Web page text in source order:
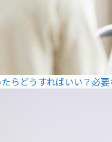
らどうすればいい？必